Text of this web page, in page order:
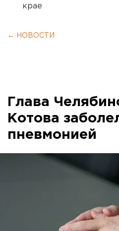
крае
← НОВОСТИ
Глава
Котова
пневмонией